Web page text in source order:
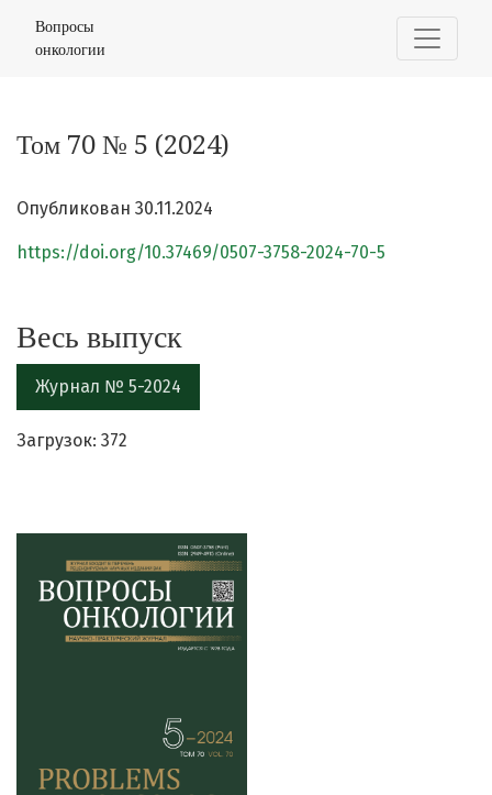
Вопросы
онкологии
Том 70 № 5 (2024)
Опубликован 30.11.2024
https://doi.org/10.37469/0507-3758-2024-70-5
Весь выпуск
Журнал № 5-2024
Загрузок: 372